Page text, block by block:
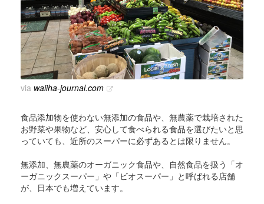
via waiiha-journal.com
食品添加物を使わない無添加の食品や、無農薬で栽培された
お野菜や果物など、安心して食べられる食品を選びたいと思
っていても、近所のスーパーに必ずあるとは限りません。
無添加、無農薬のオーガニック食品や、自然食品を扱う「オ
ーガニックスーパー」や「ビオスーパー」と呼ばれる店舗
が、日本でも増えています。